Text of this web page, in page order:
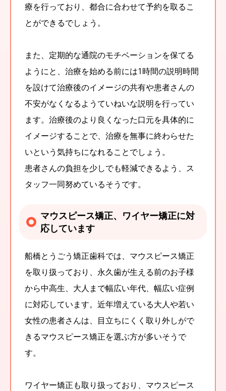
療を行っており、都合に合わせて予約を取るこ
とができるでしょう。
また、定期的な通院のモチベーションを保てる
ようにと、治療を始める前には1時間の説明時間
を設けて治療後のイメージの共有や患者さんの
不安がなくなるようていねいな説明を行ってい
ます。治療後のより良くなった口元を具体的に
イメージすることで、治療を無事に終わらせた
いという気持ちになれることでしょう。
患者さんの負担を少しでも軽減できるよう、ス
タッフ一同努めているそうです。
マウスピース矯正、ワイヤー矯正に対
応しています
船橋とうごう矯正歯科では、マウスピース矯正
を取り扱っており、永久歯が生える前のお子様
から中高生、大人まで幅広い年代、幅広い症例
に対応しています。近年増えている大人や若い
女性の患者さんは、目立ちにくく取り外しがで
きるマウスピース矯正を選ぶ方が多いそうで
す。
ワイヤー矯正も取り扱っており、マウスピース